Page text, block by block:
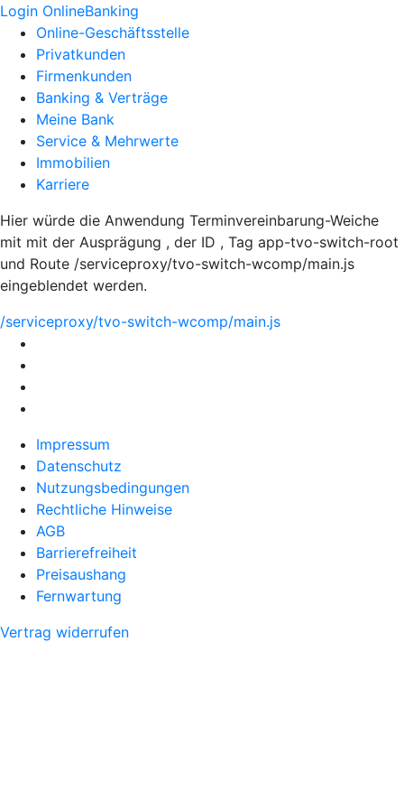
Login OnlineBanking
Online-Geschäftsstelle
Privatkunden
Firmenkunden
Banking & Verträge
Meine Bank
Service & Mehrwerte
Immobilien
Karriere
Hier würde die Anwendung Terminvereinbarung-Weiche
mit mit der Ausprägung , der ID , Tag app-tvo-switch-root
und Route /serviceproxy/tvo-switch-wcomp/main.js
eingeblendet werden.
/serviceproxy/tvo-switch-wcomp/main.js
Impressum
Datenschutz
Nutzungsbedingungen
Rechtliche Hinweise
AGB
Barrierefreiheit
Preisaushang
Fernwartung
Vertrag widerrufen